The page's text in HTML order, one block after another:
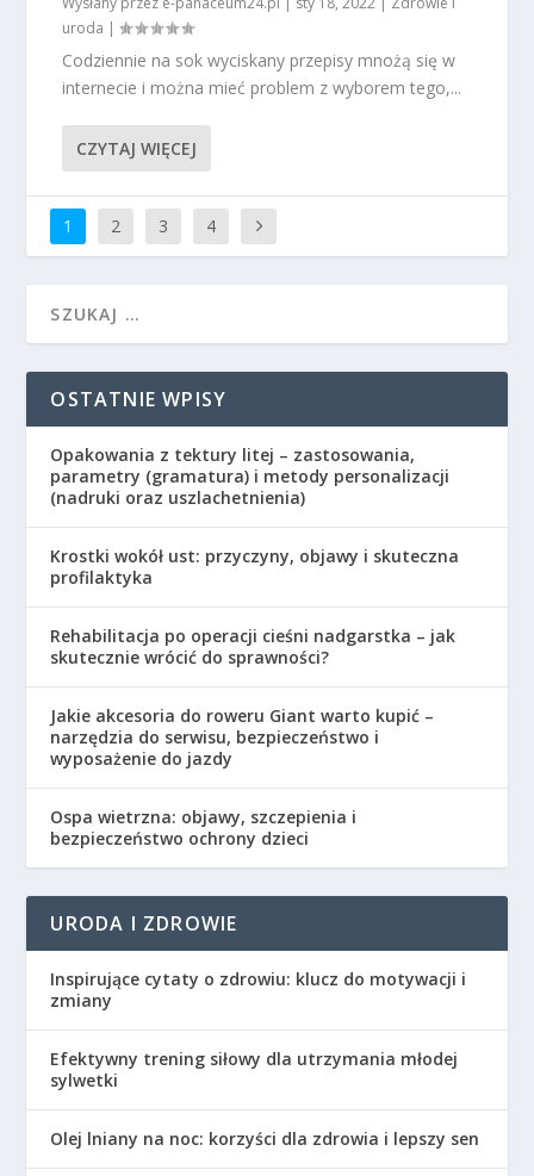
uroda |
Codziennie na sok wyciskany przepisy mnożą się w
internecie i można mieć problem z wyborem tego,...
CZYTAJ WIĘCEJ
1 2 3 4
OSTATNIE WPISY
Opakowania z tektury litej – zastosowania,
parametry (gramatura) i metody personalizacji
(nadruki oraz uszlachetnienia)
Krostki wokół ust: przyczyny, objawy i skuteczna
profilaktyka
Rehabilitacja po operacji cieśni nadgarstka – jak
skutecznie wrócić do sprawności?
Jakie akcesoria do roweru Giant warto kupić –
narzędzia do serwisu, bezpieczeństwo i
wyposażenie do jazdy
Ospa wietrzna: objawy, szczepienia i
bezpieczeństwo ochrony dzieci
URODA I ZDROWIE
Inspirujące cytaty o zdrowiu: klucz do motywacji i
zmiany
Efektywny trening siłowy dla utrzymania młodej
sylwetki
Olej lniany na noc: korzyści dla zdrowia i lepszy sen